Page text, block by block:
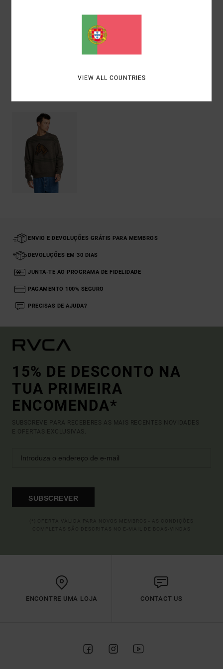
[Tecido principal] 55% Algodão, 45% Acrílico
Envio& Devoluciones
ENVIO E DEVOLUÇÕES GRÁTIS PARA MEMBROS
DEVOLUÇÕES EM 30 DIAS
JUNTA-TE AO PROGRAMA DE FIDELIDADE
PAGAMENTO 100% SEGURO
PRECISAS DE AJUDA?
15% DE DESCONTO NA
TUA PRIMEIRA
ENCOMENDA*
SUBSCREVE PARA RECEBERES AS MAIS RECENTES NOVIDADES
E OFERTAS EXCLUSIVAS.
SUBSCREVER
ENCONTRE UMA LOJA CONTACT US
VIEW ALL COUNTRIES